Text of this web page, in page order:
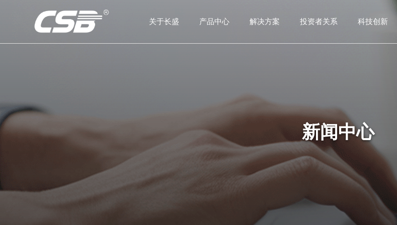
关于长盛 产品中心 解决方案 投资者关系 科技创新
新闻中心